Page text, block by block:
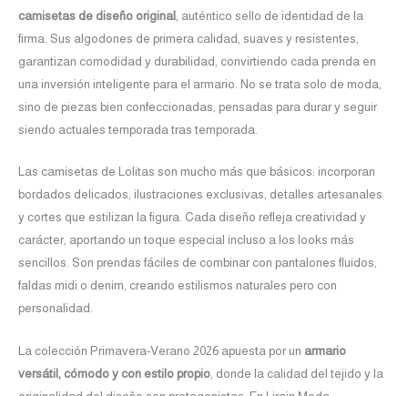
camisetas de diseño original , auténtico sello de identidad de la
firma. Sus algodones de primera calidad, suaves y resistentes,
garantizan comodidad y durabilidad, convirtiendo cada prenda en
una inversión inteligente para el armario. No se trata solo de moda,
sino de piezas bien confeccionadas, pensadas para durar y seguir
siendo actuales temporada tras temporada.
Las camisetas de Lolitas son mucho más que básicos: incorporan
bordados delicados, ilustraciones exclusivas, detalles artesanales
y cortes que estilizan la figura. Cada diseño refleja creatividad y
carácter, aportando un toque especial incluso a los looks más
sencillos. Son prendas fáciles de combinar con pantalones fluidos,
faldas midi o denim, creando estilismos naturales pero con
personalidad.
La colección Primavera-Verano 2026 apuesta por un armario
versátil, cómodo y con estilo propio, donde la calidad del tejido y la